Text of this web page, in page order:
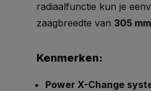
radiaalfunctie kun je
zaagbreedte van 305 mm
Kenmerken:
Power X-Change